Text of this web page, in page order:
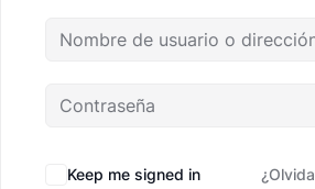
Keep me signed in